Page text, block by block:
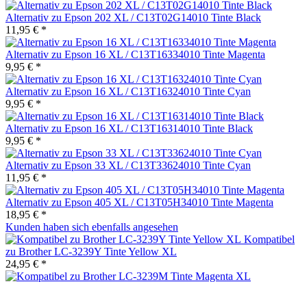
Alternativ zu Epson 202 XL / C13T02G14010 Tinte Black
11,95 € *
Alternativ zu Epson 16 XL / C13T16334010 Tinte Magenta
9,95 € *
Alternativ zu Epson 16 XL / C13T16324010 Tinte Cyan
9,95 € *
Alternativ zu Epson 16 XL / C13T16314010 Tinte Black
9,95 € *
Alternativ zu Epson 33 XL / C13T33624010 Tinte Cyan
11,95 € *
Alternativ zu Epson 405 XL / C13T05H34010 Tinte Magenta
18,95 € *
Kunden haben sich ebenfalls angesehen
Kompatibel
zu Brother LC-3239Y Tinte Yellow XL
24,95 € *